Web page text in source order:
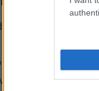
verranno
sinergie possibili
tecnici come
Saranno